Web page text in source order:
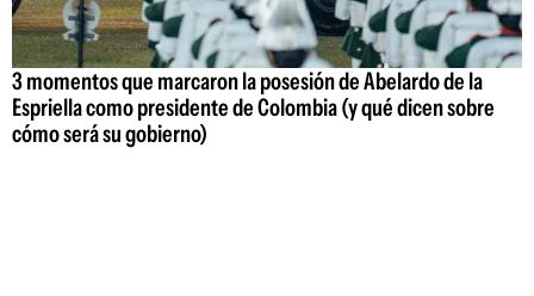
3 momentos que marcaron la posesión de Abelardo de la
Espriella como presidente de Colombia (y qué dicen sobre
cómo será su gobierno)